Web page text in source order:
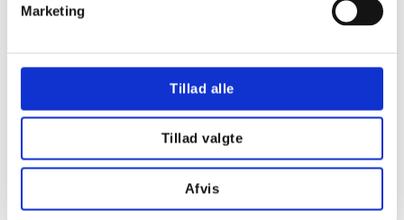
Marketing
Tillad alle
Tillad valgte
Afvis
Balle Bygade 49
+4586 86 71 32
CVR: 19000370